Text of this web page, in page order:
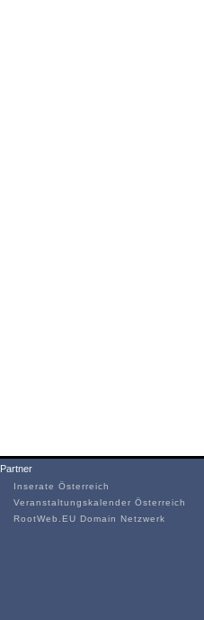
Partner
Inserate Österreich
Veranstaltungskalender Österreich
RootWeb.EU Domain Netzwerk